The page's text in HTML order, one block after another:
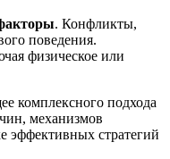
. Конфликты,
поведения.
физическое или
комплексного подхода
механизмов
эффективных стратегий